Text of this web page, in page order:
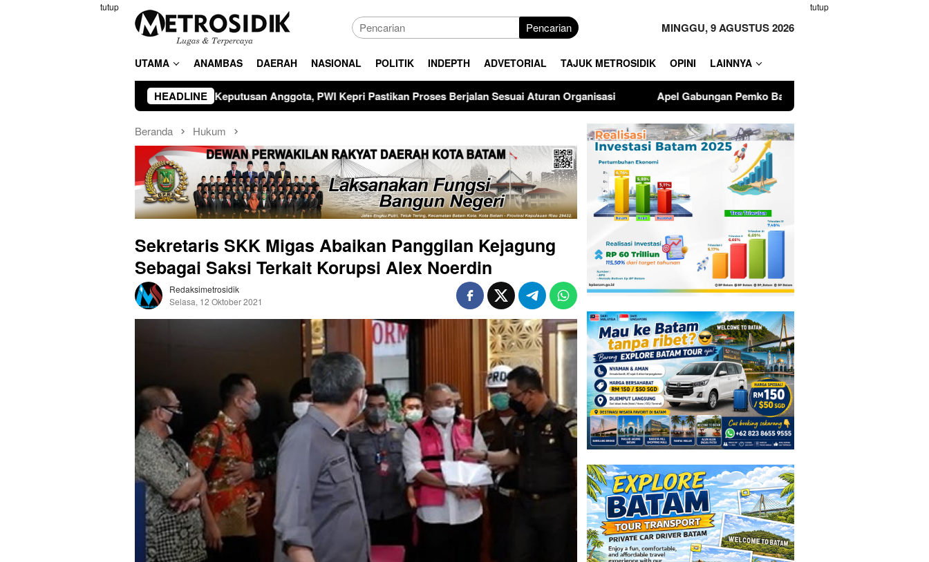
tutup tutup
Pencarian MINGGU, 9 AGUSTUS 2026
UTAMA ANAMBAS DAERAH NASIONAL POLITIK INDEPTH ADVETORIAL TAJUK METROSIDIK OPINI LAINNYA
HEADLINE
Hormati Keputusan Anggota, PWI Kepri Pastikan Proses Berjalan Sesuai Aturan Organisasi Apel Gabungan Pemko Batam, Amsakar Soroti Kinerja OPD dan Optimalisasi
Beranda Hukum
Sekretaris SKK Migas Abaikan Panggilan Kejagung
Sebagai Saksi Terkait Korupsi Alex Noerdin
Redaksimetrosidik
Selasa, 12 Oktober 2021